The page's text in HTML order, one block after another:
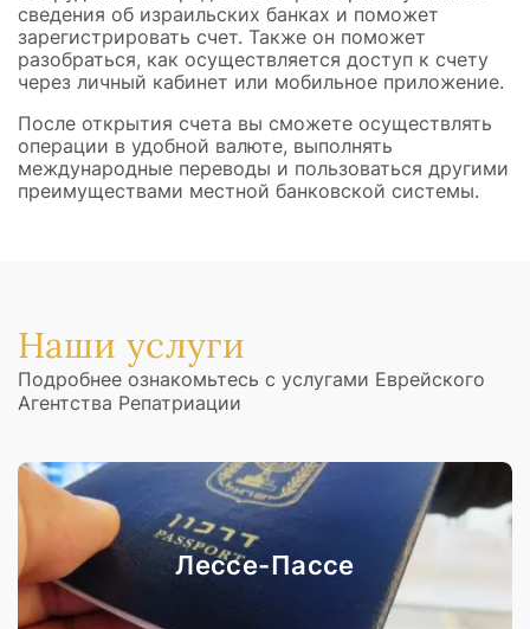
сведения об израильских банках и поможет
зарегистрировать счет. Также он поможет
разобраться, как осуществляется доступ к счету
через личный кабинет или мобильное приложение.
После открытия счета вы сможете осуществлять
операции в удобной валюте, выполнять
международные переводы и пользоваться другими
преимуществами местной банковской системы.
Наши услуги
Подробнее ознакомьтесь с услугами Еврейского
Агентства Репатриации
Лессе-Пассе